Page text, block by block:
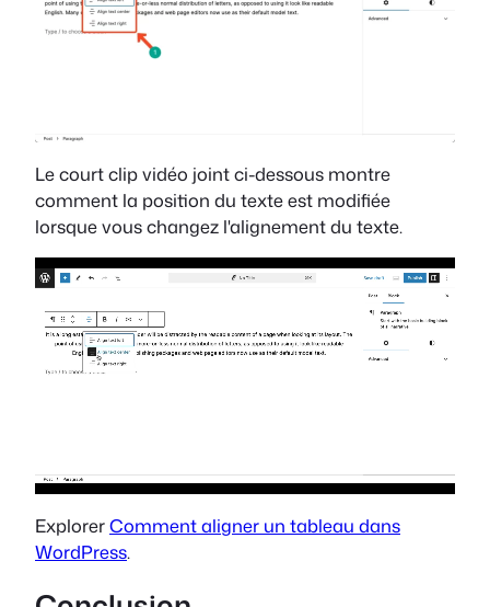
Le court clip vidéo joint ci-dessous montre
comment la position du texte est modifiée
lorsque vous changez l'alignement du texte.
ExplorerComment aligner un tableau dans
WordPress.